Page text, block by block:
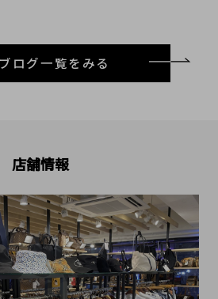
ログ一覧をみる
店舗情報